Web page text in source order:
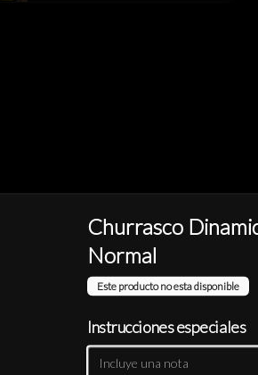
Empanada Queso XL
Churrasco
Normal
Este producto no esta disponible
Instrucciones especiales